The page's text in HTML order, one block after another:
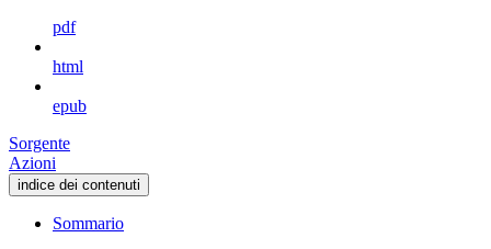
pdf
html
epub
Sorgente
Azioni
indice dei contenuti
Sommario